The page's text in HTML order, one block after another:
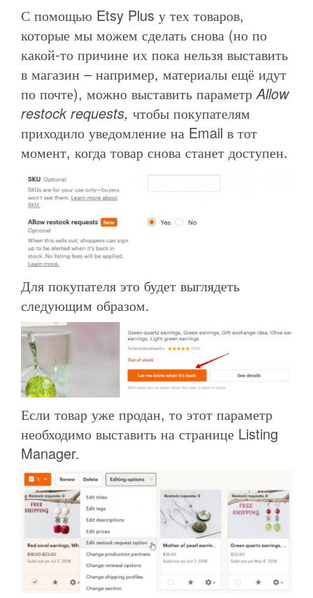
С помощью Etsy Plus у тех товаров,
которые мы можем сделать снова (но по
какой-то причине их пока нельзя выставить
в магазин – например, материалы ещё идут
по почте), можно выставить параметрAllow
restock requests, чтобы покупателям
приходило уведомление на Email в тот
момент, когда товар снова станет доступен.
Для покупателя это будет выглядеть
следующим образом.
Если товар уже продан, то этот параметр
необходимо выставить на странице Listing
Manager.